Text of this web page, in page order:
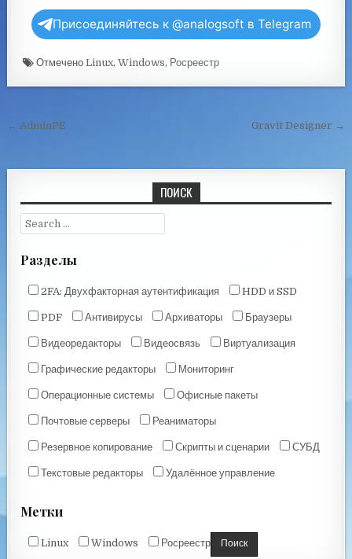
Присоединяйтесь к @analogsoft в Telegram
ОтмеченоLinux,Windows, Росреестр
← AdminPE Gravit Designer →
ПОИСК
Разделы
2FA: Двухфакторная аутентификация HDD и SSD
PDF Антивирусы Архиваторы Браузеры
Видеоредакторы Видеосвязь Виртуализация
Графические редакторы Мониторинг
Операционные системы Офисные пакеты
Почтовые серверы Реаниматоры
Резервное копирование Скрипты и сценарии СУБД
Текстовые редакторы Удалённое управление
Метки
Linux Windows Росреестр